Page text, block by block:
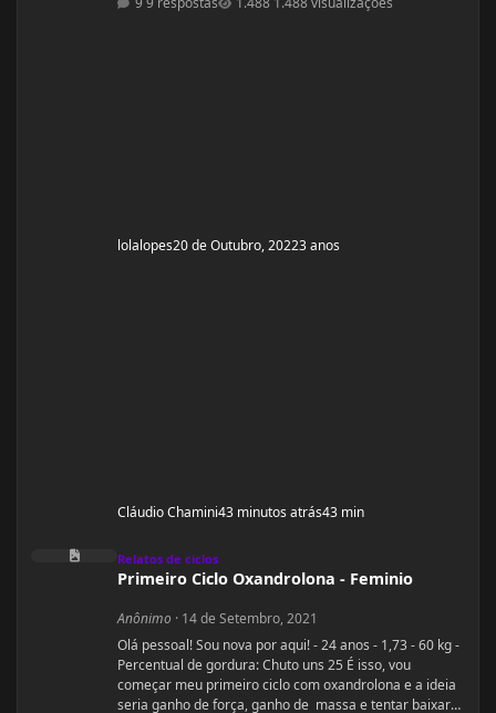
quando comecei a fazer a dieta de déficit calórico
lolalopes20 de Outubro, 20223 anos
Cláudio Chamini43 minutos atrás43 min
Primeiro Ciclo Oxandrolona - Feminio
Relatos de ciclos
Primeiro Ciclo Oxandrolona - Feminio
Anônimo · 14 de Setembro, 2021
Olá pessoal! Sou nova por aqui! - 24 anos - 1,73 - 60 kg -
Percentual de gordura: Chuto uns 25 É isso, vou
começar meu primeiro ciclo com oxandrolona e a ideia
seria ganho de força, ganho de massa e tentar baixar